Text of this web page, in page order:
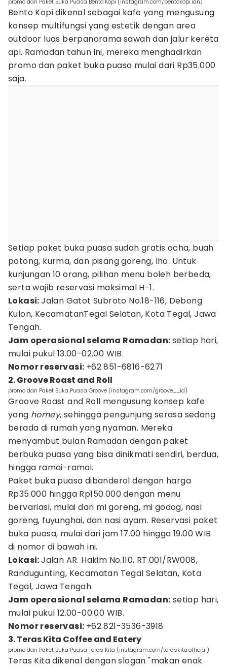
Bento Kopi dikenal sebagai kafe yang mengusung
konsep multifungsi yang estetik dengan area
outdoor luas berpanorama sawah dan jalur kereta
api. Ramadan tahun ini, mereka menghadirkan
promo dan paket buka puasa mulai dari Rp35.000
saja.
Setiap paket buka puasa sudah gratis ocha, buah
potong, kurma, dan pisang goreng, lho. Untuk
kunjungan 10 orang, pilihan menu boleh berbeda,
serta wajib reservasi maksimal H-1.
Lokasi:Jalan Gatot Subroto No.18-116, Debong
Kulon, KecamatanTegal Selatan, Kota Tegal, Jawa
Tengah.
Jam operasional selama Ramadan:setiap hari,
mulai pukul 13.00-02.00 WIB.
Nomor reservasi: +62 851-6816-6271
2. Groove Roast and Roll
promo dan Paket Buka Puasa Groove (instagram.com/groove__id)
Groove Roast and Roll mengusung konsep kafe
yang homey, sehingga pengunjung serasa sedang
berada di rumah yang nyaman. Mereka
menyambut bulan Ramadan dengan paket
berbuka puasa yang bisa dinikmati sendiri, berdua,
hingga ramai-ramai.
Paket buka puasa dibanderol dengan harga
Rp35.000 hingga Rp150.000 dengan menu
bervariasi, mulai dari mi goreng, mi godog, nasi
goreng, fuyunghai, dan nasi ayam. Reservasi paket
buka puasa, mulai dari jam 17.00 hingga 19.00 WIB
di nomor di bawah ini.
Lokasi:Jalan AR. Hakim No.110, RT.001/RW008,
Randugunting, Kecamatan Tegal Selatan, Kota
Tegal, Jawa Tengah.
Jam operasional selama Ramadan: setiap hari,
mulai pukul 12.00-00.00 WIB.
Nomor reservasi: +62 821-3536-3918
3. Teras Kita Coffee and Eatery
promo dan Paket Buka Puasa Teras Kita (instagram.com/teraskita.official)
Teras Kita dikenal dengan slogan "makan enak